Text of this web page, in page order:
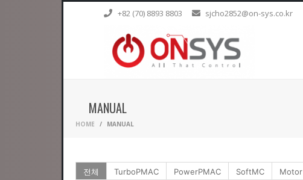
+82 (70) 8893 8803 sjcho2852@on-sys.co.kr
MANUAL
HOME MANUAL
전체 TurboPMAC PowerPMAC SoftMC Motor